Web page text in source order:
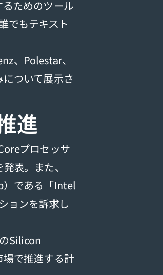
ためのツール
でもテキスト
、Polestar、
ついて展示さ
進
プロセッサ
表。また、
）である「Intel
ョンを訴求し
Silicon
で推進する計